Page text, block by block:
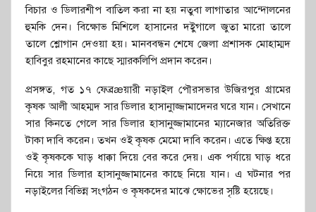
বিচার ও ডিলারশীপ বাতিল করা না হয় নতুবা লাগাতার আন্দোলনের
হুমকি দেন। বিক্ষোভ মিশিলে হাসানের দইুগালে জুতা মারো তালে
তালে শ্লোগান দেওয়া হয়। মানববন্ধন শেষে জেলা প্রশাসক মোহাম্মদ
হাবিবুর রহমানের কাছে স্মারকলিপি প্রদান করেন।
প্রসঙ্গত, গত ১৭ ফেব্রæয়ারী নড়াইল পৌরসভার উজিরপুর গ্রামের
কৃষক আলী আহম্মদ সার ডিলার হাসানাুজ্জামাদেনর ঘরে যান। সেখানে
সার কিনতে গেলে সার ডিলার হাসানুজ্জামানের ম্যানেজার অতিরিক্ত
টাকা দাবি করেন। তখন ওই কৃষক মেমো দাবি করেন। এতে ক্ষিপ্ত হয়ে
ওই কৃষককে ঘাড় ধাক্কা দিয়ে বের করে দেয়। এক পর্যায়ে ঘাড় ধরে
নিয়ে সার ডিলার হাসানুজ্জামানের কাছে নিয়ে যান। এ ঘটনার পর
নড়াইলের বিভিন্ন সংগঠন ও কৃষকদের মাঝে ক্ষোভের সৃষ্টি হয়েছে।